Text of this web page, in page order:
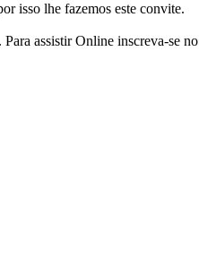
isso lhe fazemos este convite.
assistir Online inscreva-se no